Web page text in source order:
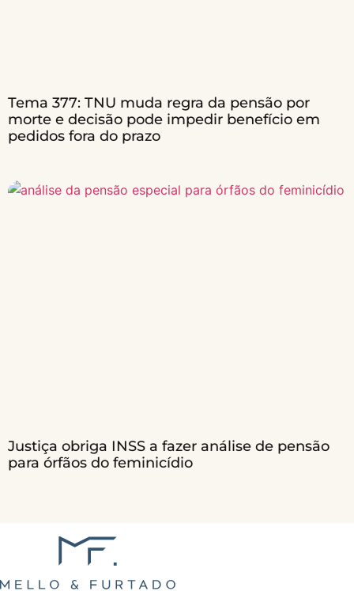
Tema 377: TNU muda regra da pensão por
morte e decisão pode impedir benefício em
pedidos fora do prazo
Justiça obriga INSS a fazer análise de pensão
para órfãos do feminicídio